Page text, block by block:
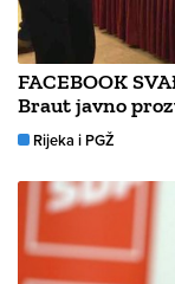
FACEBOOK
Braut javno
Rijeka i PGŽ